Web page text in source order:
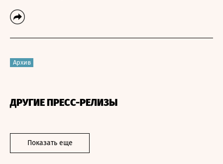
Архив
ДРУГИЕ ПРЕСС-РЕЛИЗЫ
Показать еще